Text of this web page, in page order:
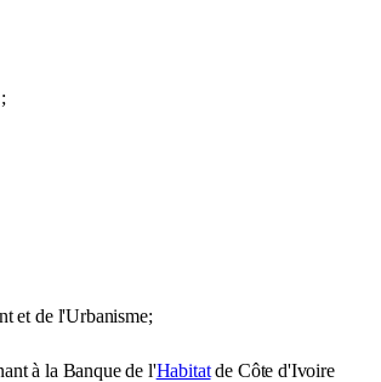
et de l'Urbanisme;
à la Banque de l'Habitatde Côte d'Ivoire